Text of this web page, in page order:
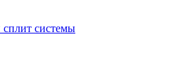
системы